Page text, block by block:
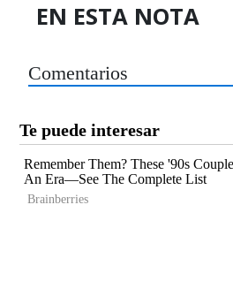
EN ESTA NOTA
Comentarios